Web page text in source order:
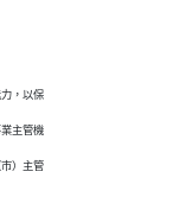
，以保
主管機
）主管